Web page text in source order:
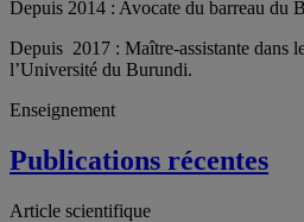
Depuis 2014 : Avocate du barreau du
Depuis 2017 : Maître-assistante dans
l’Université du Burundi.
Enseignement
Publications récentes
Article scientifique